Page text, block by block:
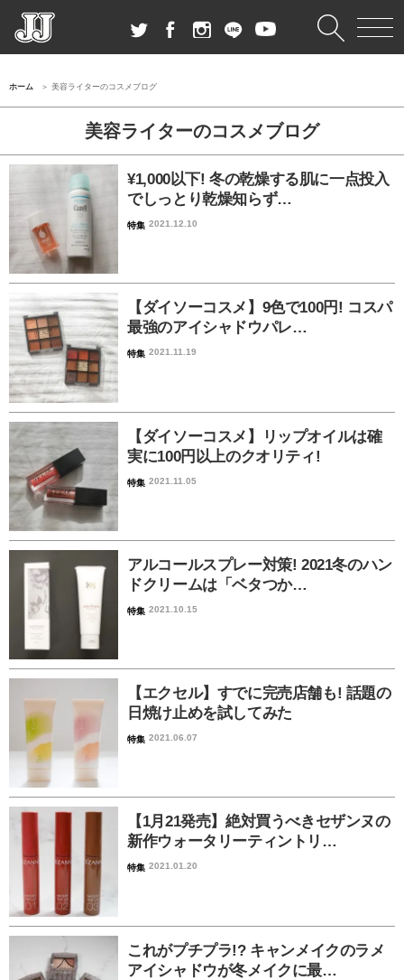
ホーム 美容ライターのコスメブログ
美容ライターのコスメブログ
¥1,000以下! 冬の乾燥する肌に一点投入
でしっとり乾燥知らず…
特集 2021.12.10
【ダイソーコスメ】9色で100円! コスパ
最強のアイシャドウパレ…
特集 2021.11.19
【ダイソーコスメ】リップオイルは確
実に100円以上のクオリティ!
特集 2021.11.05
アルコールスプレー対策! 2021冬のハン
ドクリームは「ベタつか…
特集 2021.10.15
【エクセル】すでに完売店舗も! 話題の
日焼け止めを試してみた
特集 2021.06.07
【1月21発売】絶対買うべきセザンヌの
新作ウォータリーティントリ…
特集 2021.01.20
これがプチプラ!? キャンメイクのラメ
アイシャドウが冬メイクに最…